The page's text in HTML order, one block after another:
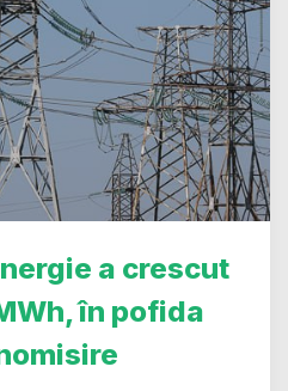
a crescut
în pofida